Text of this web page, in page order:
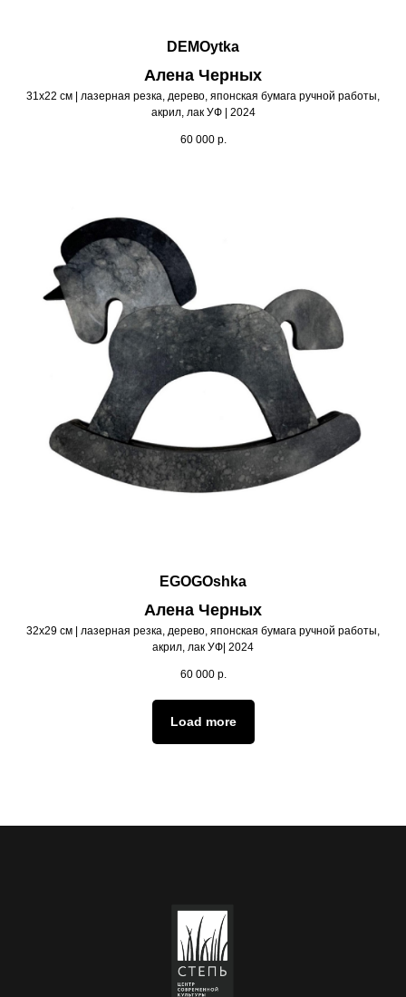
DEMOytka
Алена Черных
31х22 см | лазерная резка, дерево, японская бумага ручной работы,
акрил, лак УФ | 2024
60 000 р.
EGOGOshka
Алена Черных
32х29 см | лазерная резка, дерево, японская бумага ручной работы,
акрил, лак УФ| 2024
60 000 р.
Load more